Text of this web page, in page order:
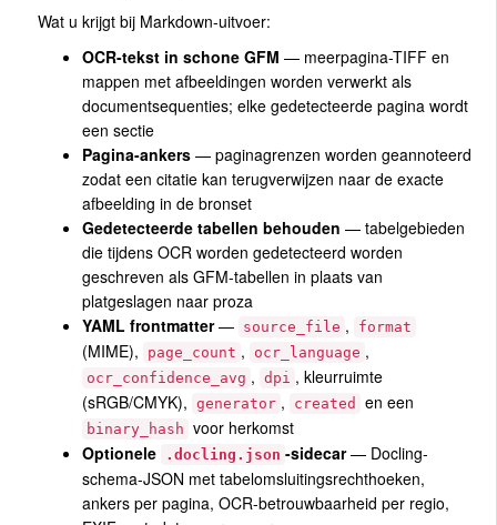
Wat u krijgt bij Markdown-uitvoer:
OCR-tekst in schone GFM — meerpagina-TIFF en
mappen met afbeeldingen worden verwerkt als
documentsequenties; elke gedetecteerde pagina wordt
een sectie
Pagina-ankers — paginagrenzen worden geannoteerd
zodat een citatie kan terugverwijzen naar de exacte
afbeelding in de bronset
Gedetecteerde tabellen behouden — tabelgebieden
die tijdens OCR worden gedetecteerd worden
geschreven als GFM-tabellen in plaats van
platgeslagen naar proza
YAML frontmatter— source_file , format
(MIME), page_count , ocr_language ,
ocr_confidence_avg , dpi , kleurruimte
(sRGB/CMYK),
generator , created en een
binary_hash voor herkomst
Optionele
.docling.json -sidecar— Docling-
schema-JSON met tabelomsluitingsrechthoeken,
ankers per pagina, OCR-betrouwbaarheid per regio,